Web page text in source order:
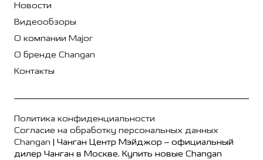
Новости
Видеообзоры
О компании Major
О бренде Changan
Контакты
Политика конфиденциальности
Согласие на обработку персональных данных
Changan | Чанган Центр Мэйджор – официальный
дилер Чанган в Москве. Купить новые Changan